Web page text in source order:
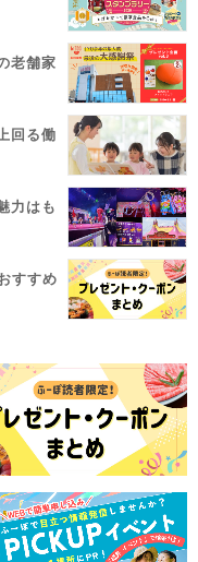
老舗家
回る働
力はも
すすめ